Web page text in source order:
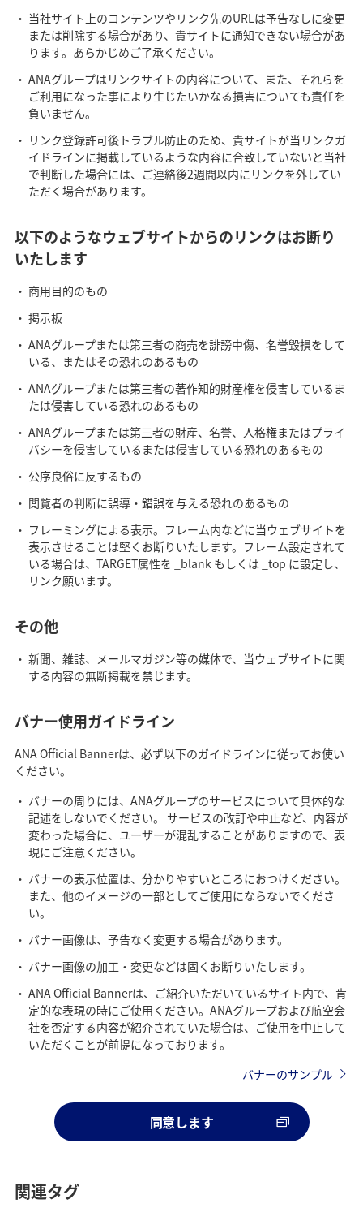
当社サイト上のコンテンツやリンク先のURLは予告なしに変更
または削除する場合があり、貴サイトに通知できない場合があ
ります。あらかじめご了承ください。
ANAグループはリンクサイトの内容について、また、それらを
ご利用になった事により生じたいかなる損害についても責任を
負いません。
リンク登録許可後トラブル防止のため、貴サイトが当リンクガ
イドラインに掲載しているような内容に合致していないと当社
で判断した場合には、ご連絡後2週間以内にリンクを外してい
ただく場合があります。
以下のようなウェブサイトからのリンクはお断り
いたします
商用目的のもの
掲示板
ANAグループまたは第三者の商売を誹謗中傷、名誉毀損をして
いる、またはその恐れのあるもの
ANAグループまたは第三者の著作知的財産権を侵害しているま
たは侵害している恐れのあるもの
ANAグループまたは第三者の財産、名誉、人格権またはプライ
バシーを侵害しているまたは侵害している恐れのあるもの
公序良俗に反するもの
閲覧者の判断に誤導・錯誤を与える恐れのあるもの
フレーミングによる表示。フレーム内などに当ウェブサイトを
表示させることは堅くお断りいたします。フレーム設定されて
いる場合は、TARGET属性を _blank もしくは _top に設定し、
リンク願います。
その他
新聞、雑誌、メールマガジン等の媒体で、当ウェブサイトに関
する内容の無断掲載を禁じます。
バナー使用ガイドライン
ANA Official Bannerは、必ず以下のガイドラインに従ってお使い
ください。
バナーの周りには、ANAグループのサービスについて具体的な
記述をしないでください。 サービスの改訂や中止など、内容が
変わった場合に、ユーザーが混乱することがありますので、表
現にご注意ください。
バナーの表示位置は、分かりやすいところにおつけください。
また、他のイメージの一部としてご使用にならないでくださ
い。
バナー画像は、予告なく変更する場合があります。
バナー画像の加工・変更などは固くお断りいたします。
ANA Official Bannerは、ご紹介いただいているサイト内で、肯
定的な表現の時にご使用ください。ANAグループおよび航空会
社を否定する内容が紹介されていた場合は、ご使用を中止して
いただくことが前提になっております。
バナーのサンプル
同意します
関連タグ